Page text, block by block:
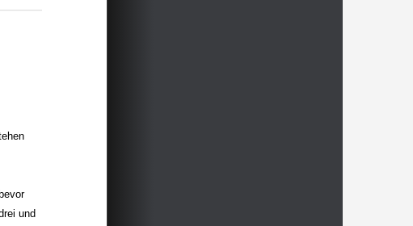
und